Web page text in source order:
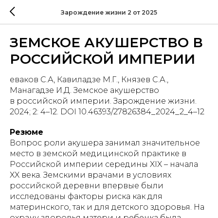
Зарождение жизни 2 от 2025
ЗЕМСКОЕ АКУШЕРСТВО В
РОССИЙСКОЙ ИМПЕРИИ
еваков С.А, Кавиладзе М.Г., Князев С.А.,
Манагадзе И.Д. Земское акушерство
в российской империи. Зарождение жизни.
2024; 2: 4–12. DOI 10.46393/27826384_2024_2_4–12
Резюме
Вопрос роли акушера занимал значительное
место в земской медицинской практике в
Российской империи середины XIX – начала
XX века. Земскими врачами в условиях
российской деревни впервые были
исследованы факторы риска как для
материнского, так и для детского здоровья. На